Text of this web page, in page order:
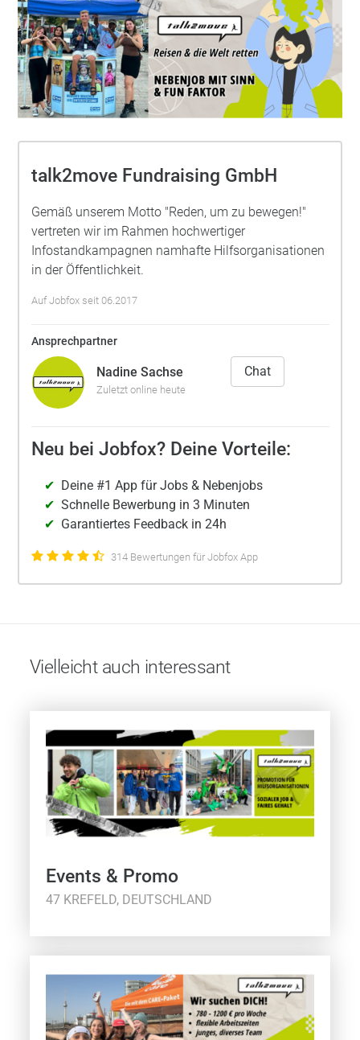
talk2move Fundraising GmbH
Gemäß unserem Motto "Reden, um zu bewegen!"
vertreten wir im Rahmen hochwertiger
Infostandkampagnen namhafte Hilfsorganisationen
in der Öffentlichkeit.
Auf Jobfox seit 06.2017
Ansprechpartner
Nadine Sachse
Zuletzt online heute
Chat
Neu bei Jobfox? Deine Vorteile:
Deine #1 App für Jobs & Nebenjobs
Schnelle Bewerbung in 3 Minuten
Garantiertes Feedback in 24h
314 Bewertungen für Jobfox App
Vielleicht auch interessant
Events & Promo
47 KREFELD, DEUTSCHLAND